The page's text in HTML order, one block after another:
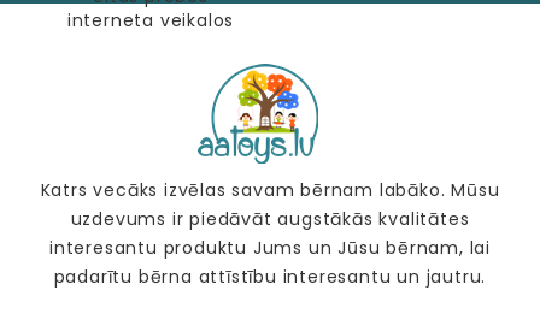
Katrs vecāks izvēlas savam bērnam labāko. Mūsu
uzdevums ir piedāvāt augstākās kvalitātes
interesantu produktu Jums un Jūsu bērnam, lai
padarītu bērna attīstību interesantu un jautru.